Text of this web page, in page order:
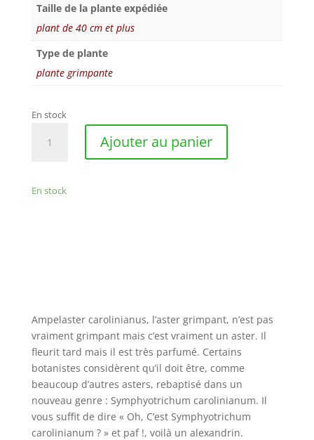
Taille de la plante expédiée
plant de 40 cm et plus
Type de plante
plante grimpante
En stock
-
Ajouter au panier
En stock
Ampelaster carolinianus, l’aster grimpant, n’est pas
vraiment grimpant mais c’est vraiment un aster. Il
fleurit tard mais il est très parfumé. Certains
botanistes considèrent qu’il doit être, comme
beaucoup d’autres asters, rebaptisé dans un
nouveau genre : Symphyotrichum carolinianum. Il
vous suffit de dire « Oh, C’est Symphyotrichum
carolinianum ? » et paf !, voilà un alexandrin.